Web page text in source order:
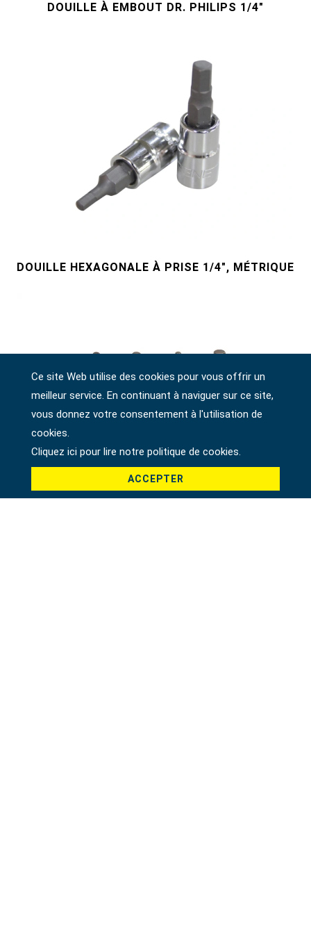
DOUILLE À EMBOUT DR. PHILIPS 1/4"
DOUILLE HEXAGONALE À PRISE 1/4", MÉTRIQUE
Ce site Web utilise des cookies pour vous offrir un
meilleur service. En continuant à naviguer sur ce site,
vous donnez votre consentement à l'utilisation de
cookies.
Cliquez ici pour lire notre politique de cookies.
ACCEPTER